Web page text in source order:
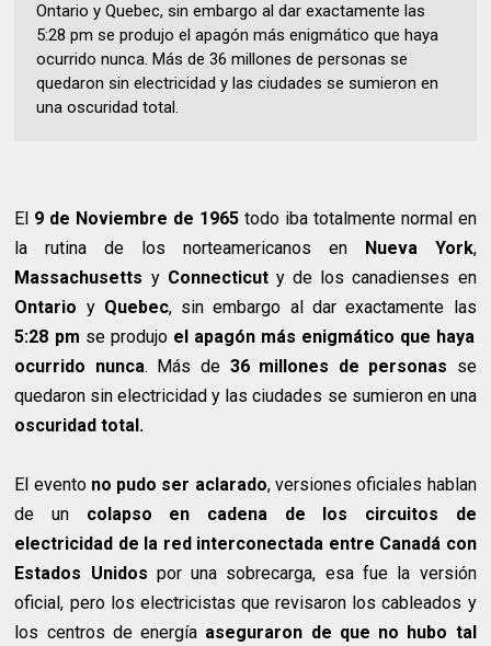
Ontario y Quebec, sin embargo al dar exactamente las
5:28 pm se produjo el apagón más enigmático que haya
ocurrido nunca. Más de 36 millones de personas se
quedaron sin electricidad y las ciudades se sumieron en
una oscuridad total.
El 9 de Noviembre de 1965 todo iba totalmente normal en
la rutina de los norteamericanos en Nueva York,
Massachusetts y Connecticuty de los canadienses en
Ontario y Quebec, sin embargo al dar exactamente las
5:28 pm se produjo el apagón más enigmático que haya
ocurrido nunca. Más de 36 millones de personas se
quedaron sin electricidad y las ciudades se sumieron en una
oscuridad total.
El evento no pudo ser aclarado, versiones oficiales hablan
de un colapso en cadena de los circuitos de
electricidad de la red interconectada entre Canadá con
Estados Unidos por una sobrecarga, esa fue la versión
oficial, pero los electricistas que revisaron los cableados y
los centros de energía aseguraron de que no hubo tal